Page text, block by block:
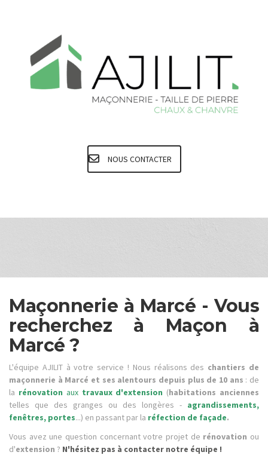
NOUS CONTACTER
Maçonnerie à Marcé - Vous
recherchez à Maçon à
Marcé ?
L'équipe AJILIT à votre service ! Nous réalisons des chantiers de
maçonnerie à Marcé et ses alentours depuis plus de 10 ans : de
la rénovation auxtravaux d'extension (habitations anciennes
telles que des granges ou des longères - agrandissements,
fenêtres, portes...) en passant par la réfection de façade.
Vous avez une question concernant votre projet de rénovation ou
d'extension ? N'hésitez pas à contacter notre équipe !